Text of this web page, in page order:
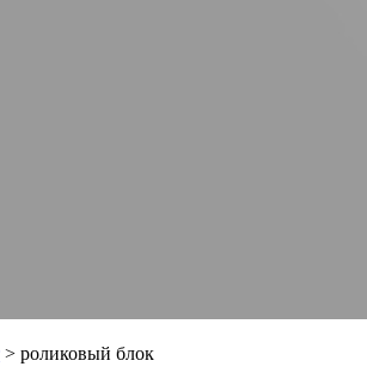
> роликовый блок